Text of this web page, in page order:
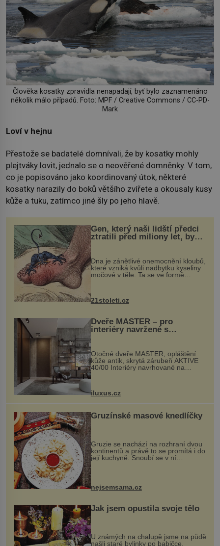
Člověka kosatky zpravidla nenapadají, byť bylo zaznamenáno
několik málo případů. Foto: MPF / Creative Commons / CC-PD-
Mark
Loví v hejnu
Přestože se badatelé domnívali, že by kosatky mohly
plejtváky lovit, jednalo se o neověřené domněnky. V tom,
co je popisováno jako koordinovaný útok, některé
kosatky narazily do boků většího zvířete a okousaly kusy
kůže a tuku, zatímco jiné šly po jeho hlavě.
Gen, který naši lidští předci
ztratili před miliony let, by
mohl pomoci s léčbou
„nemoci králů“
Dna je zánětlivé onemocnění kloubů,
které vzniká kvůli nadbytku kyseliny
močové v těle. Ta se ve formě
nohou, a způsobuje bole...
21stoleti.cz
Dveře MASTER – pro
interiéry navržené s
rozumem i vášní!
Otočné dveře MASTER, opláštění
kůže antik, skrytá zárubeň AKTIVE
40/00 Interiéry navrhované na
zakázku často vyžadují atypické
rozměry nejen nábytku, ale i
dnes umož...
iluxus.cz
Gruzínské masové knedlíčky
Gruzie se nachází na rozhraní dvou
kontinentů a právě to se promítá i do
její kuchyně. Snoubí se v ní
evropské a asijské chutě a díky tomu
pokrmy, které rozhodně st...
nejsemsama.cz
Jak jsem opustila svoje tělo
U známých na chalupě jsme na půdě
našli staré bylinky po babičce.